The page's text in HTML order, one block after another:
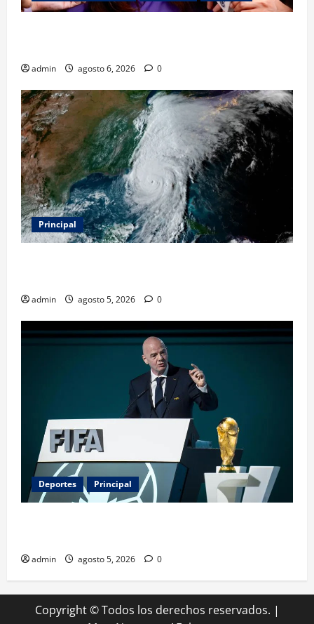
admin agosto 6, 2026 0
Principal
admin agosto 5, 2026 0
Deportes Principal
admin agosto 5, 2026 0
Copyright © Todos los derechos reservados. |